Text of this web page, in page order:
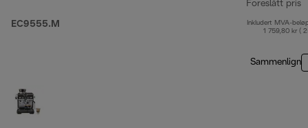
EC9555.M
Foreslått pris
Inkludert MVA-
1 759,80 kr (
Sammenlign